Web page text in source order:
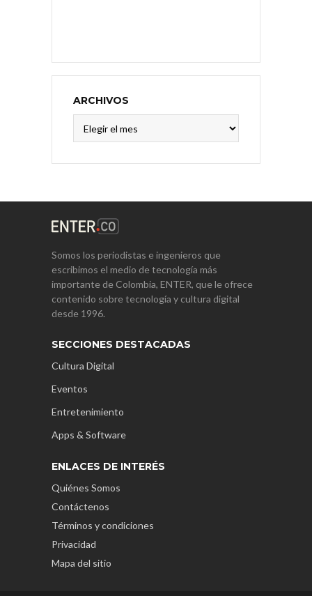
ARCHIVOS
Somos los periodistas e ingenieros que
escribimos el medio de tecnología más
importante de Colombia, ENTER, que le ofrece
contenido sobre tecnología y cultura digital
desde 1996.
SECCIONES DESTACADAS
Cultura Digital
Eventos
Entretenimiento
Apps & Software
ENLACES DE INTERÉS
Quiénes Somos
Contáctenos
Términos y condiciones
Privacidad
Mapa del sitio